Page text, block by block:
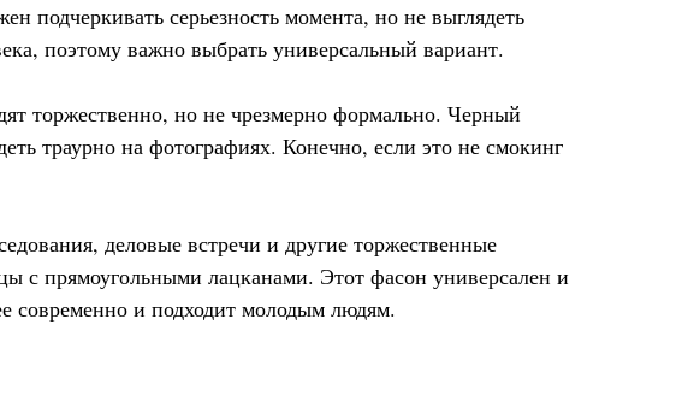
серьезность момента, но не выглядеть
поэтому важно выбрать универсальный вариант.
торжественно, но не чрезмерно формально. Черный
траурно на фотографиях. Конечно, если это не смокинг
деловые встречи и другие торжественные
с прямоугольными лацканами. Этот фасон универсален и
современно и подходит молодым людям.